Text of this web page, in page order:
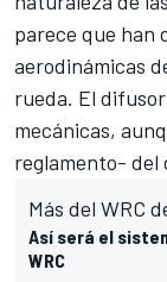
parece que han
aerodinámicas
rueda. El
mecánicas,
reglamento- del
Más del WRC
Así será el
WRC